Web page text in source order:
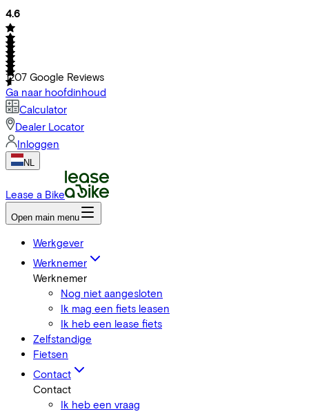
4.6
1207 Google Reviews
Ga naar hoofdinhoud
Calculator
Dealer Locator
Inloggen
NL
Lease a Bike
Open main menu
Werkgever
Werknemer
Werknemer
Nog niet aangesloten
Ik mag een fiets leasen
Ik heb een lease fiets
Zelfstandige
Fietsen
Contact
Contact
Ik heb een vraag